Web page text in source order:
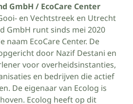
GmbH / EcoCare Center
en Vechtstreek en Utrecht
GmbH runt sinds mei 2020
naam EcoCare Center. De
door Nazif Destani en
voor overheidsinstanties,
en bedrijven die actief
De eigenaar van Ecolog is
Ecolog heeft op dit